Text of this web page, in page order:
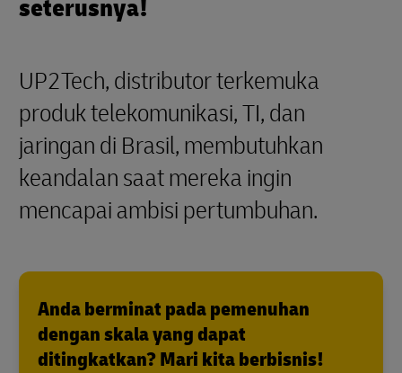
seterusnya!
UP2Tech, distributor terkemuka
produk telekomunikasi, TI, dan
jaringan di Brasil, membutuhkan
keandalan saat mereka ingin
mencapai ambisi pertumbuhan.
Anda berminat pada pemenuhan
dengan skala yang dapat
ditingkatkan? Mari kita berbisnis!